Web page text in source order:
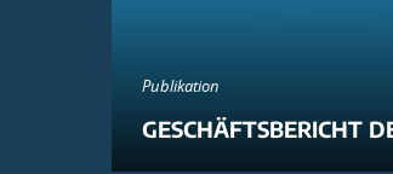
Publikation
GESCHÄFTSBERICHT